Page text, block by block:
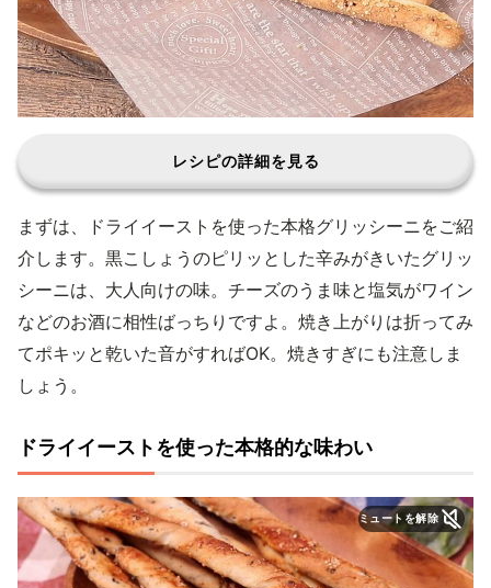
レシピの詳細を見る
まずは、ドライイーストを使った本格グリッシーニをご紹
介します。黒こしょうのピリッとした辛みがきいたグリッ
シーニは、大人向けの味。チーズのうま味と塩気がワイン
などのお酒に相性ばっちりですよ。焼き上がりは折ってみ
てポキッと乾いた音がすればOK。焼きすぎにも注意しま
しょう。
ドライイーストを使った本格的な味わい
ミュートを解除